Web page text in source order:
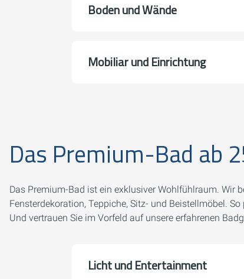
Boden und Wände
Mobiliar und Einrichtung
Das Premium-Bad ab
Das Premium-Bad ist ein exklusiver Wohlfühlraum. Wir
Fensterdekoration, Teppiche, Sitz- und Beistellmöbel.
Und vertrauen Sie im Vorfeld auf unsere erfahrenen
Licht und Entertainment